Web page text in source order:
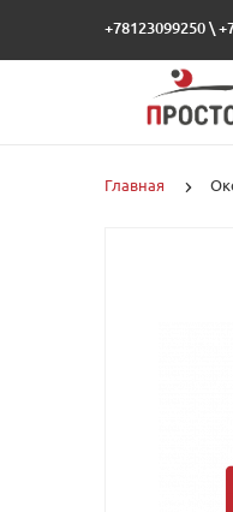
+78123099250 \
Главная